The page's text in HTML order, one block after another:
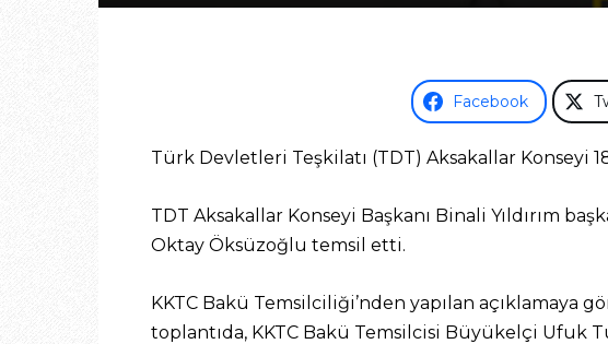
Facebook
Türk Devletleri Teşkilatı (TDT) Aksakallar Konseyi
TDT Aksakallar Konseyi Başkanı Binali Yıldırım
Oktay Öksüzoğlu temsil etti.
KKTC Bakü Temsilciliği’nden yapılan açıklamaya
toplantıda, KKTC Bakü Temsilcisi Büyükelçi Ufuk